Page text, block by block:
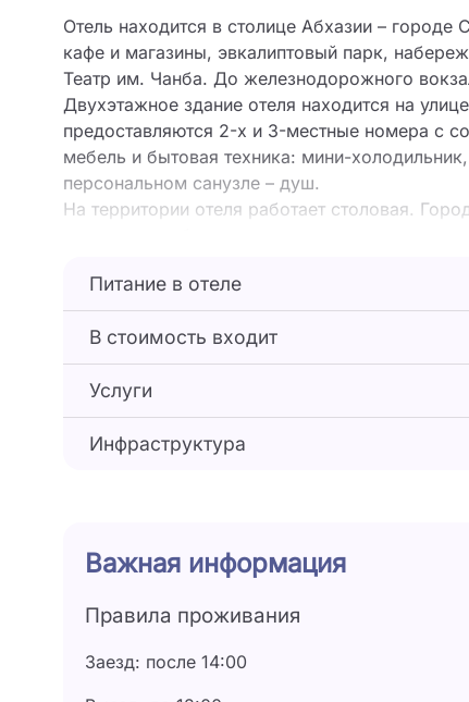
Отель находится в столице Абхазии –
кафе и магазины, эвкалиптовый парк,
Театр им. Чанба. До железнодорожного
Двухэтажное здание отеля находится на
предоставляются 2-х и 3-местные номера с
мебель и бытовая техника: мини-
персональном санузле – душ.
На территории отеля работает столовая.
Питание в отеле
В стоимость входит
Услуги
Инфраструктура
Важная информация
Правила проживания
Заезд: после 14:00